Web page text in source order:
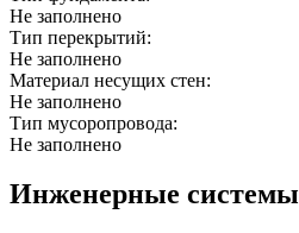
Не заполнено
Тип перекрытий:
Не заполнено
Материал несущих стен:
Не заполнено
Тип мусоропровода:
Не заполнено
Инженерные системы